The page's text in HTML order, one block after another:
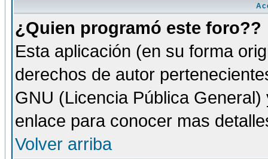
¿Quien programó este foro??
Esta aplicación (en su forma
derechos de autor
GNU (Licencia Pública
enlace para conocer mas
Volver arriba